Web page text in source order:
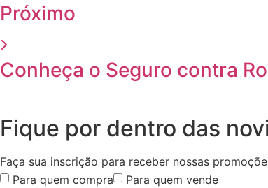
Próximo
Conheça o Seguro contra
Fique por dentro das
Faça sua inscrição para receber nossas
Para quem compra
Para quem vende